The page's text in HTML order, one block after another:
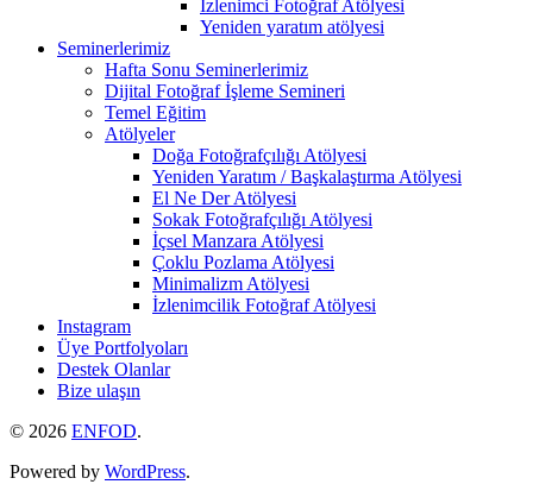
İzlenimci Fotoğraf Atölyesi
Yeniden yaratım atölyesi
Seminerlerimiz
Hafta Sonu Seminerlerimiz
Dijital Fotoğraf İşleme Semineri
Temel Eğitim
Atölyeler
Doğa Fotoğrafçılığı Atölyesi
Yeniden Yaratım / Başkalaştırma Atölyesi
El Ne Der Atölyesi
Sokak Fotoğrafçılığı Atölyesi
İçsel Manzara Atölyesi
Çoklu Pozlama Atölyesi
Minimalizm Atölyesi
İzlenimcilik Fotoğraf Atölyesi
Instagram
Üye Portfolyoları
Destek Olanlar
Bize ulaşın
© 2026 ENFOD.
Powered by WordPress.